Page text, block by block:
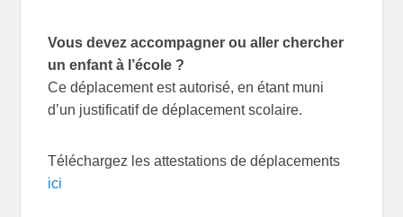
Vous devez accompagner ou aller chercher
un enfant à l’école ?
Ce déplacement est autorisé, en étant muni
d’un justificatif de déplacement scolaire.
Téléchargez les attestations de déplacements
ici